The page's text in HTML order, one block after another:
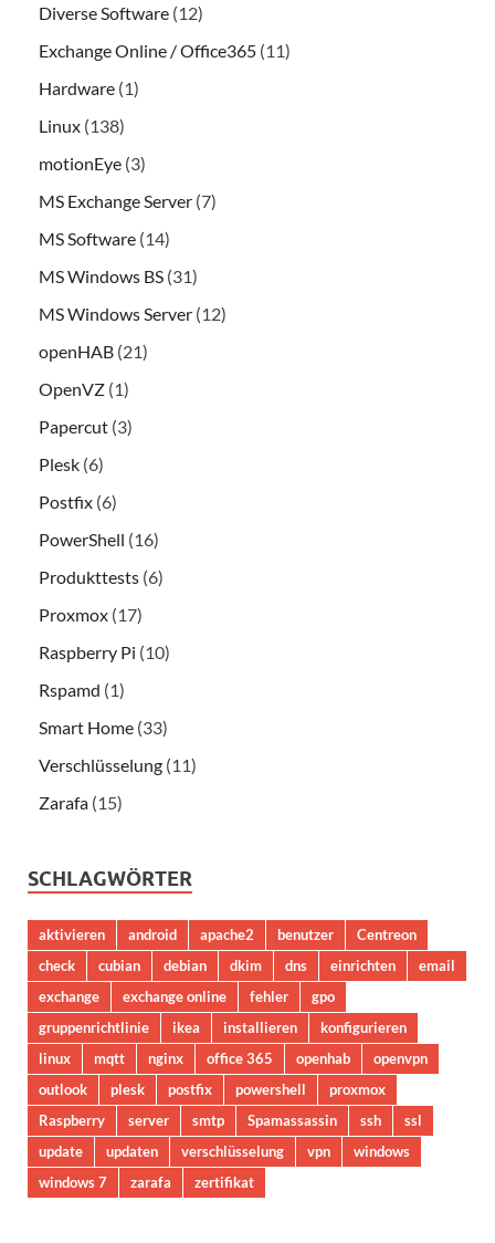
Diverse Software (12)
Exchange Online / Office365 (11)
Hardware (1)
Linux (138)
motionEye (3)
MS Exchange Server (7)
MS Software (14)
MS Windows BS (31)
MS Windows Server (12)
openHAB (21)
OpenVZ (1)
Papercut (3)
Plesk (6)
Postfix (6)
PowerShell (16)
Produkttests (6)
Proxmox (17)
Raspberry Pi (10)
Rspamd (1)
Smart Home (33)
Verschlüsselung (11)
Zarafa (15)
SCHLAGWÖRTER
aktivieren android apache2 benutzer
Centreon
check
cubian debian dkim dns einrichten
email
exchange
exchange online fehler
gpo
gruppenrichtlinie
ikea installieren
konfigurieren
linux
mqtt nginx office 365 openhab
openvpn
outlook
plesk postfix powershell
proxmox
Raspberry
server smtp Spamassassin ssh
ssl
update
updaten verschlüsselung vpn
windows
windows 7
zarafa zertifikat